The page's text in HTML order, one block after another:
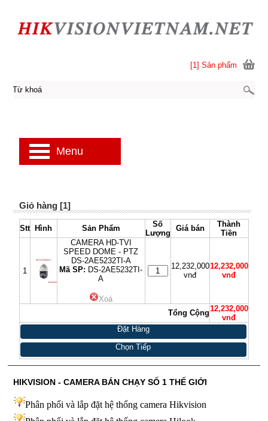
Giỏ hàng [1]
Stt Hình Sản Phẩm
Số
Lượng
Giá bán
Thành
Tiền
1
CAMERA HD-TVI
SPEED DOME - PTZ
DS-2AE5232TI-A
Mã SP: DS-2AE5232TI-
A
Xoá
12,232,000
vnđ
12,232,000
vnđ
Tổng Cộng12,232,000
vnđ
Đặt Hàng
Chọn Tiếp
[1] Sản phẩm
Menu
HIKVISION - CAMERA BÁN CHẠY SỐ 1 THẾ GIỚI
Phân phối và lắp đặt hệ thống camera Hikvision